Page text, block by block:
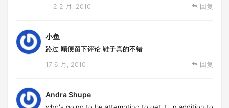
2 2 月, 2010 回复
小鱼
路过 顺便留下评论 鞋子真的不错
17 6 月, 2010 回复
Andra Shupe